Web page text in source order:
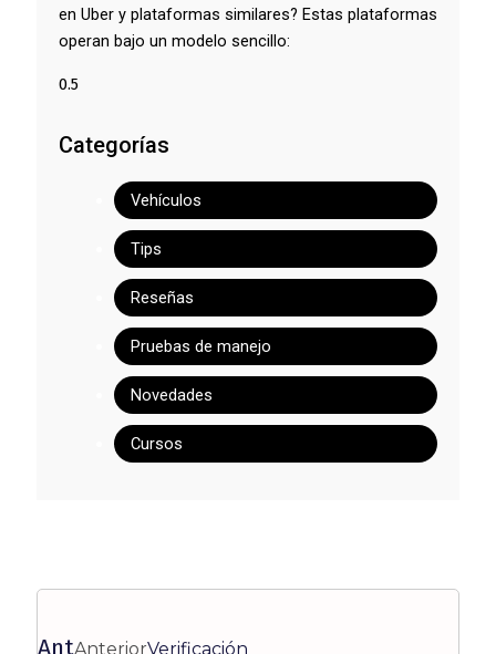
en Uber y plataformas similares? Estas plataformas
operan bajo un modelo sencillo:
Categorías
Vehículos
Tips
Reseñas
Pruebas de manejo
Novedades
Cursos
AntAnteriorVerificación